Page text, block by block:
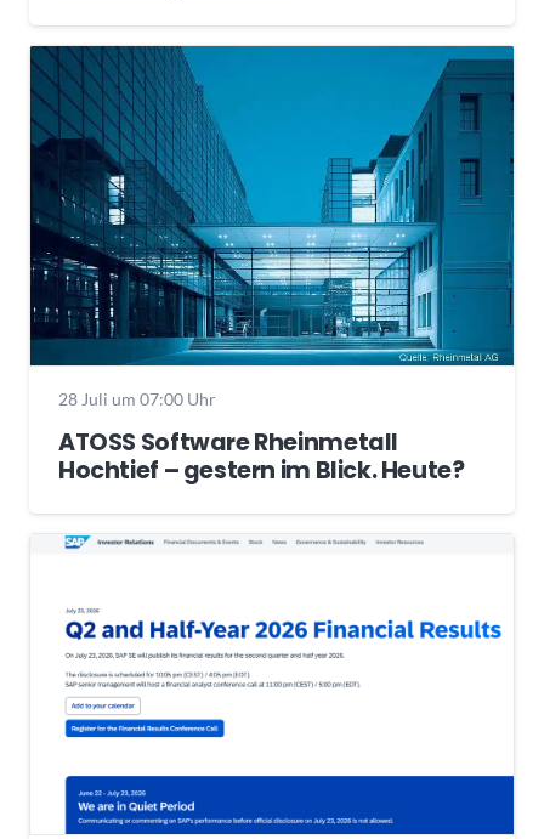
28 Juli um 07:00 Uhr
ATOSS Software Rheinmetall
Hochtief – gestern im Blick. Heute?